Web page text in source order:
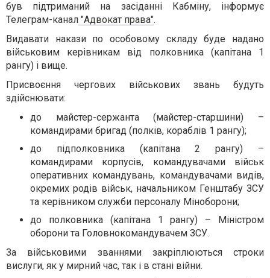
був підтриманий на засіданні Кабміну, інформує
Телеграм-канал "Адвокат права".
Видавати накази по особовому складу буде надано
військовим керівникам від полковника (капітана 1
рангу) і вище.
Присвоєння чергових військових звань будуть
здійснювати:
до майстер-сержанта (майстер-старшини) –
командирами бригад (полків, кораблів 1 рангу);
до підполковника (капітана 2 рангу) –
командирами корпусів, командувачами військ
оперативних командувань, командувачами видів,
окремих родів військ, начальником Генштабу ЗСУ
та керівником служби персоналу Міноборони;
до полковника (капітана 1 рангу) – Міністром
оборони та Головнокомандувачем ЗСУ.
За військовими званнями закріплюються строки
вислуги, як у мирний час, так і в стані війни.